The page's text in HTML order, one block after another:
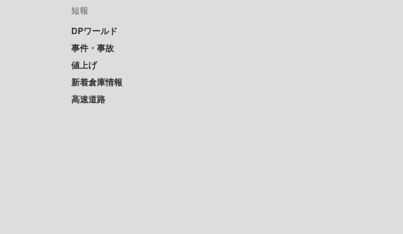
短報
DPワールド
事件・事故
値上げ
新着倉庫情報
高速道路